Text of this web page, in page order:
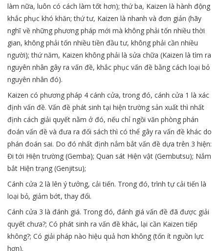
làm nữa, luôn có cách làm tốt hơn); thứ ba, Kaizen là hành động
khắc phục khó khăn; thứ tư, Kaizen là nhanh và đơn giản (hãy
nghĩ về những phương pháp mới mà không phải tốn nhiều thời
gian, không phải tốn nhiều tiền đầu tư, không phải cần nhiều
người); thứ năm, Kaizen không phải là sửa chữa (Kaizen là tìm ra
nguyên nhân gây ra vấn đề, khắc phục vấn đề bằng cách loại bỏ
nguyên nhân đó).
Kaizen có phương pháp 4 cánh cửa, trong đó, cánh cửa 1 là xác
định vấn đề. Vấn đề phát sinh tại hiện trường sản xuất thì nhất
định cách giải quyết nằm ở đó, nếu chỉ ngồi văn phòng phán
đoán vấn đề và đưa ra đối sách thì có thể gây ra vấn đề khác do
phán đoán sai. Do đó nhất định nắm bắt vấn đề dựa trên 3 hiện:
Đi tới Hiện trường (Gemba); Quan sát Hiện vật (Gembutsu); Nắm
bắt Hiện trạng (Genjitsu);
Cánh cửa 2 là lên ý tưởng, cải tiến. Trong đó, trình tự cải tiến là
loại bỏ, giảm bớt, thay đổi.
Cánh cửa 3 là đánh giá. Trong đó, đánh giá vấn đề đã được giải
quyết chưa?; Có phát sinh ra vấn đề khác, lại cần Kaizen tiếp
không?; Có giải pháp nào hiệu quả hơn không (tốn ít nguồn lực
hơn).